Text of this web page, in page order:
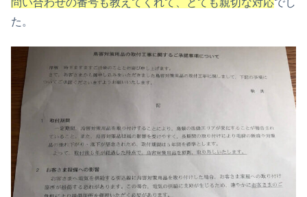
問い合わせの番号も教えてくれて、とても親切な対応でし
た。